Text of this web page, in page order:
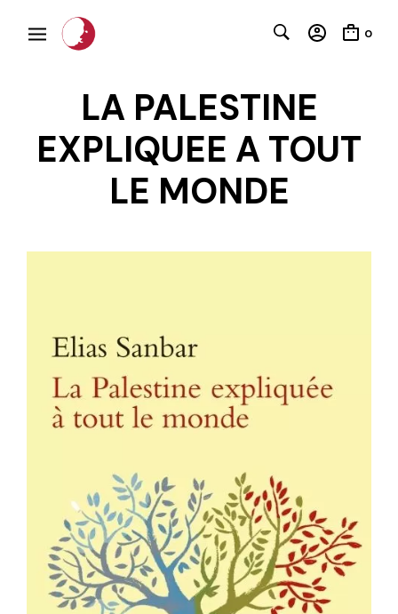
0
LA PALESTINE
EXPLIQUEE A TOUT
LE MONDE